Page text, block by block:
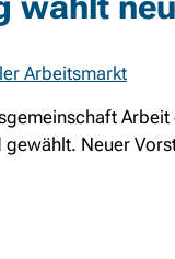
Arbeitsmarkt
Neuer